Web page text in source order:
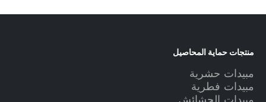
منتجات حماية المحاصيل
مبيدات حشرية
مبيدات فطرية